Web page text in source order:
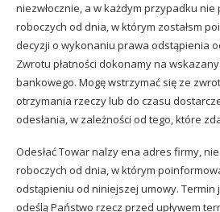
niezwłocznie, a w każdym przypadku nie
roboczych od dnia, w którym zostałsm
decyzji o wykonaniu prawa odstąpienia
Zwrotu płatności dokonamy na
bankowego. Mogę wstrzymać się ze
otrzymania rzeczy lub do czasu
odesłania, w zależności od tego, które
Odesłać Towar nalzy ena adres firmy,
roboczych od dnia, w którym
odstąpieniu od niniejszej umowy. Termin
odeślą Państwo rzecz przed upływem